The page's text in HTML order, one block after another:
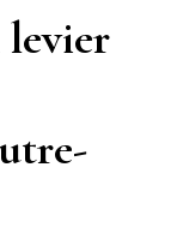
levier